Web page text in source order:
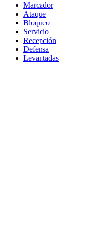
Marcador
Ataque
Bloqueo
Servicio
Recepción
Defensa
Levantadas